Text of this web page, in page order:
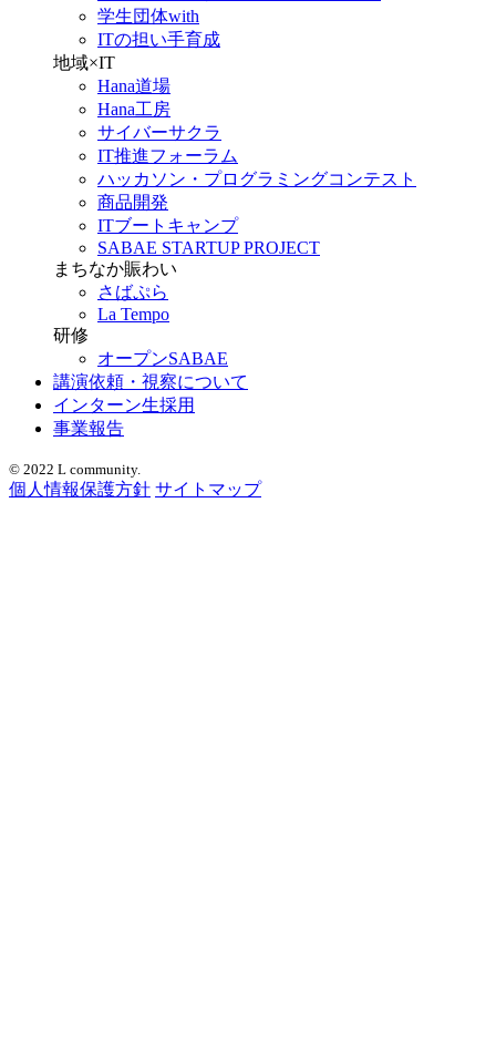
学生団体with
ITの担い手育成
地域×IT
Hana道場
Hana工房
サイバーサクラ
IT推進フォーラム
ハッカソン・プログラミングコンテスト
商品開発
ITブートキャンプ
SABAE STARTUP PROJECT
まちなか賑わい
さばぷら
La Tempo
研修
オープンSABAE
講演依頼・視察について
インターン生採用
事業報告
© 2022 L community.
個人情報保護方針 サイトマップ